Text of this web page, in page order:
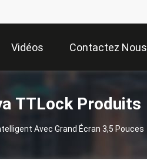
Vidéos Contactez Nous
TTLock Produits
Avec Grand Écran 3,5 Pouces